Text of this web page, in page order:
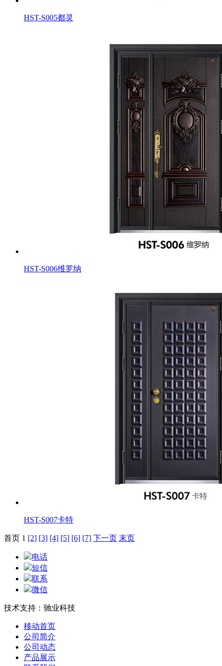
HST-S005都灵
HST-S006维罗纳
HST-S007卡特
首页 1 [2] [3] [4] [5] [6] [7] 下一页 末页
电话
短信
联系
微信
技术支持：驰业科技
移动首页
公司简介
公司动态
产品展示